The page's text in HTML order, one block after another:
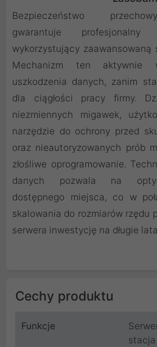
Bezpieczeństwo
gwarantuje
wykorzystujący zaawansowaną
Mechanizm ten aktywnie
uszkodzenia danych, zanim
dla ciągłości pracy firmy.
niezmiennych migawek,
narzędzie do ochrony przed
oraz nieautoryzowanych prób
złośliwe oprogramowanie.
danych pozwala na
dostępnego miejsca, co w
skalowania do rozmiarów rzędu
serwera inwestycję na długie
Cechy produktu
Funkcje